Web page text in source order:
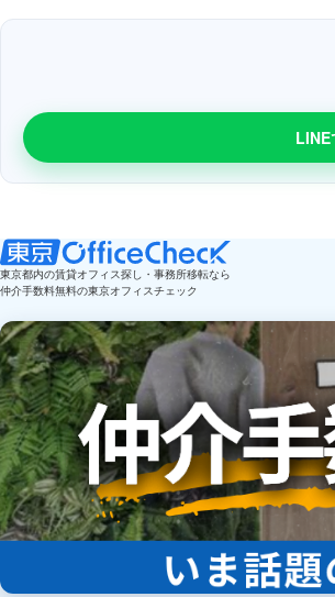
LINE
東京都内の賃貸オフィス探し・事務所移転なら
仲介手数料無料の東京オフィスチェック